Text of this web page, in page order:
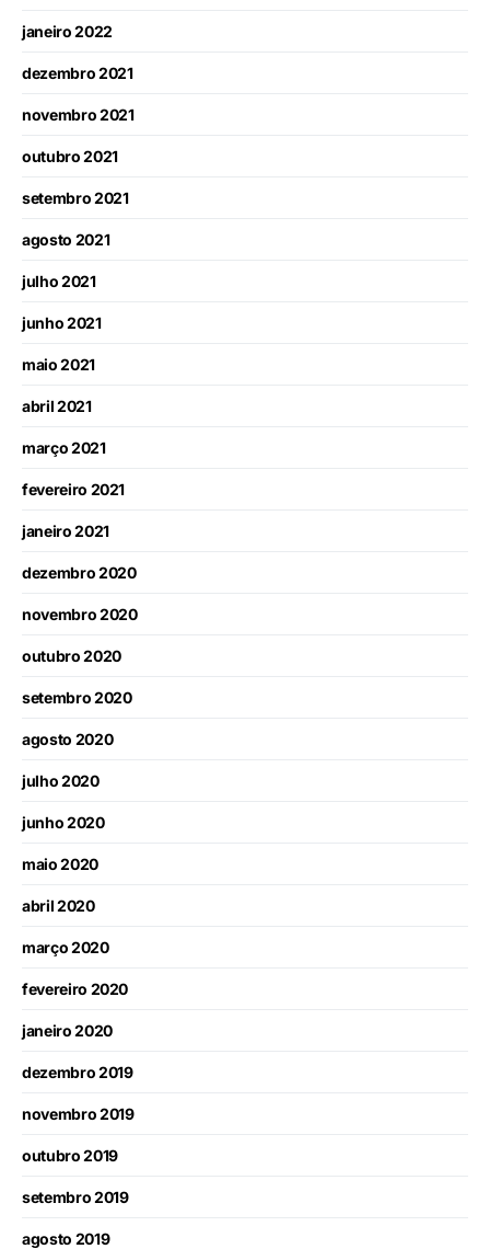
janeiro 2022
dezembro 2021
novembro 2021
outubro 2021
setembro 2021
agosto 2021
julho 2021
junho 2021
maio 2021
abril 2021
março 2021
fevereiro 2021
janeiro 2021
dezembro 2020
novembro 2020
outubro 2020
setembro 2020
agosto 2020
julho 2020
junho 2020
maio 2020
abril 2020
março 2020
fevereiro 2020
janeiro 2020
dezembro 2019
novembro 2019
outubro 2019
setembro 2019
agosto 2019